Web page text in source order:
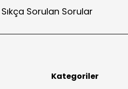
Sıkça Sorulan Sorular
Kategoriler